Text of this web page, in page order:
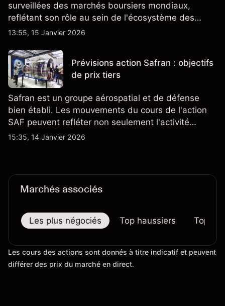
surveillées des marchés boursiers mondiaux,
reflétant son rôle au sein de l'écosystème des
semi-conducteurs et de l'IA.
13:55, 15 Janvier 2026
Prévisions action Safran : objectifs
de prix tiers
Safran est un groupe aérospatial et de défense
bien établi. Les mouvements du cours de l'action
SAF peuvent refléter non seulement l'activité
quotidienne du marché, mais aussi la position de
15:35, 14 Janvier 2026
Marchés associés
Les plus négociés Top haussiers Top
Les cours des actions sont donnés à titre indicatif et peuvent
différer des prix du marché en direct.